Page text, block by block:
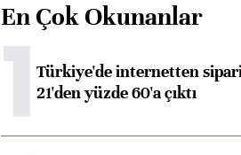
En Çok Okunanlar
1Türkiye'de internetten
21'den yüzde 60'a çıktı